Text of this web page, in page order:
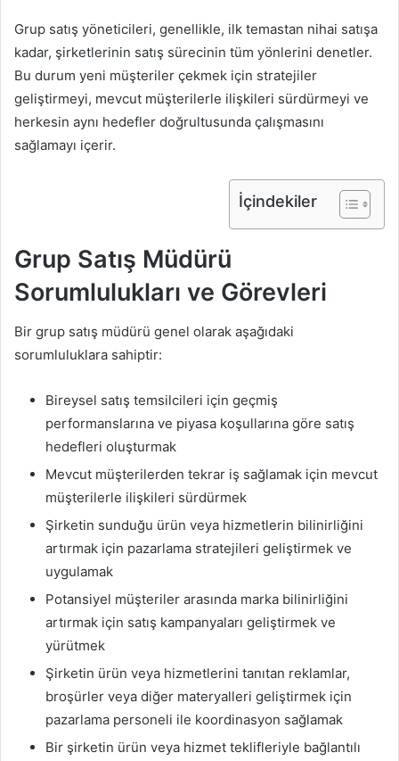
Grup satış yöneticileri, genellikle, ilk temastan nihai satışa
kadar, şirketlerinin satış sürecinin tüm yönlerini denetler.
Bu durum yeni müşteriler çekmek için stratejiler
geliştirmeyi, mevcut müşterilerle ilişkileri sürdürmeyi ve
herkesin aynı hedefler doğrultusunda çalışmasını
sağlamayı içerir.
İçindekiler
Grup Satış Müdürü
Sorumlulukları ve Görevleri
Bir grup satış müdürü genel olarak aşağıdaki
sorumluluklara sahiptir:
Bireysel satış temsilcileri için geçmiş
performanslarına ve piyasa koşullarına göre satış
hedefleri oluşturmak
Mevcut müşterilerden tekrar iş sağlamak için mevcut
müşterilerle ilişkileri sürdürmek
Şirketin sunduğu ürün veya hizmetlerin bilinirliğini
artırmak için pazarlama stratejileri geliştirmek ve
uygulamak
Potansiyel müşteriler arasında marka bilinirliğini
artırmak için satış kampanyaları geliştirmek ve
yürütmek
Şirketin ürün veya hizmetlerini tanıtan reklamlar,
broşürler veya diğer materyalleri geliştirmek için
pazarlama personeli ile koordinasyon sağlamak
Bir şirketin ürün veya hizmet teklifleriyle bağlantılı